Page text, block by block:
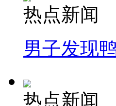
热点新闻
男子发现
热点新闻